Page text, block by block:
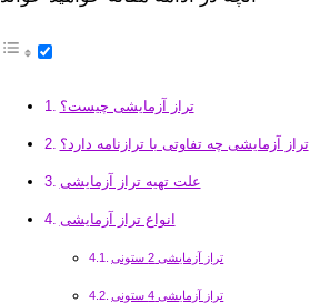
تراز آزمایشی چیست؟
تراز آزمایشی چه تفاوتی با ترازنامه دارد؟
علت تهیه تراز آزمایشی
انواع تراز آزمایشی
تراز آزمایشی 2 ستونی
تراز آزمایشی 4 ستونی